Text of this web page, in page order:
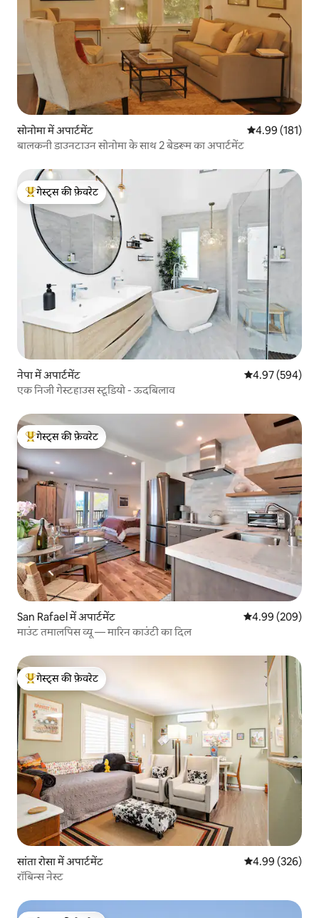
सोनोमा में अपार्टमेंट औसत रेटिंग 5 में से
4.99 (181)
बालकनी डाउनटाउन सोनोमा के साथ 2 बेडरूम का अपार्टमेंट
गेस्ट्स का टॉप फ़ेवरेट
गेस्ट्स की फ़ेवरेट
नेपा में अपार्टमेंट औसत रेटिंग 5 में से
4.97 (594)
एक निजी गेस्टहाउस स्टूडियो - ऊदबिलाव
गेस्ट्स का टॉप फ़ेवरेट
गेस्ट्स की फ़ेवरेट
San Rafael में अपार्टमेंट औसत रेटिंग 5 में से
4.99 (209)
माउंट तमालपिस व्यू — मारिन काउंटी का दिल
गेस्ट्स का टॉप फ़ेवरेट
गेस्ट्स की फ़ेवरेट
सांता रोसा में अपार्टमेंट औसत रेटिंग 5 में से
4.99 (326)
रॉबिन्स नेस्ट